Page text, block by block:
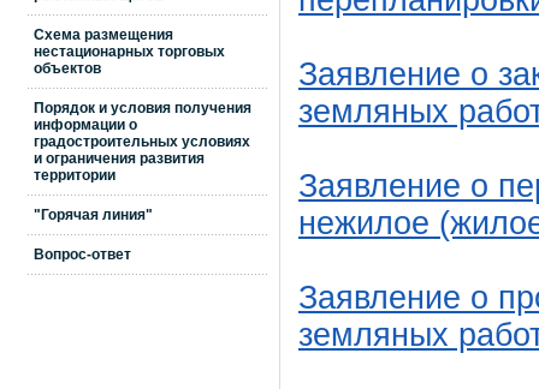
Схема размещения
нестационарных торговых
объектов
Порядок и условия получения
информации о
градостроительных условиях
и ограничения развития
территории
"Горячая линия"
Вопрос-ответ
Заявление о
земляных
Заявление о
нежилое
Заявление о
земляных